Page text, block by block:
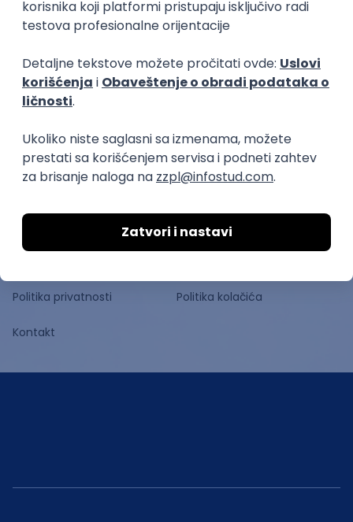
Startuj
Poslovi
Politika privatnosti Politika kolačića
Kontakt